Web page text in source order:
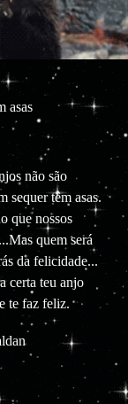
asas
não são
sequer têm asas.
que nossos
quem será
da felicidade...
certa teu anjo
te faz feliz.